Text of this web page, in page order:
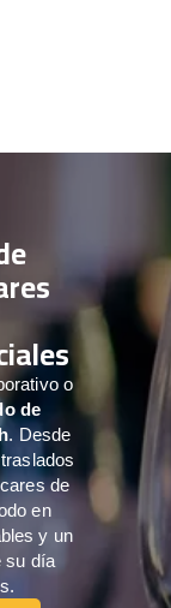
o
de
. Desde
de
en
y un
su día